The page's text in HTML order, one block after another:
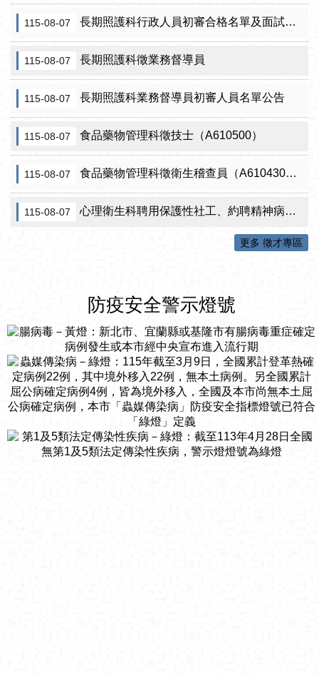
115-08-07 長期照護科行政人員初審合格名單及面試訊息公告
115-08-07 長期照護科徵業務督導員
115-08-07 長期照護科業務督導員初審人員名單公告
115-08-07 食品藥物管理科徵技士（A610500）
115-08-07 食品藥物管理科徵衛生稽查員（A610430）初審公告
115-08-07 心理衛生科聘用保護性社工、約聘精神病人社區關懷訪視員、約聘自殺關懷訪視員等5項職稱甄試結果公告
更多 徵才專區
防疫安全警示燈號